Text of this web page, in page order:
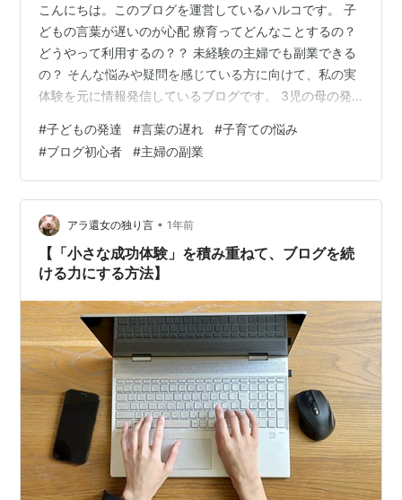
こんにちは。このブログを運営しているハルコです。 子
どもの言葉が遅いのが心配 療育ってどんなことするの？
どうやって利用するの？？ 未経験の主婦でも副業できる
の？ そんな悩みや疑問を感じている方に向けて、私の実
体験を元に情報発信しているブログです。 3児の母の発
児の母（中学生と小学生の母です） • 末っ子は言葉の発
達がゆっくりで、現在放課後デーサービスに通っていま
す。 • 在宅ワーク・副業にも挑戦中（目標は月10万円の
収益化） • 現在は「はてなブログPro」でブログを運営中
子育ての傍ら、ブログとSNS（Xなど）を活用し、同じよ
うな悩みを…
#子どもの発達 #言葉の遅れ #子育ての悩み
#ブログ初心者 #主婦の副業
アラ還女の独り言 • 1年前
【「小さな成功体験」を積み重ねて、ブログを続
ける力にする方法】